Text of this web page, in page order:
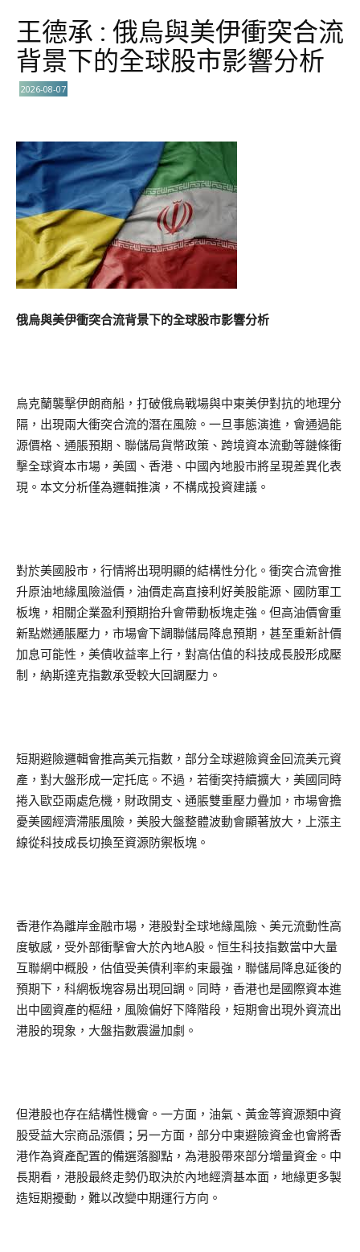
王德承 : 俄烏與美伊衝突合流
背景下的全球股市影響分析
2026-08-07
俄烏與美伊衝突合流背景下的全球股市影響分析
烏克蘭襲擊伊朗商船，打破俄烏戰場與中東美伊對抗的地理分
隔，出現兩大衝突合流的潛在風險。一旦事態演進，會通過能
源價格、通脹預期、聯儲局貨幣政策、跨境資本流動等鏈條衝
擊全球資本市場，美國、香港、中國內地股市將呈現差異化表
現。本文分析僅為邏輯推演，不構成投資建議。
對於美國股市，行情將出現明顯的結構性分化。衝突合流會推
升原油地緣風險溢價，油價走高直接利好美股能源、國防軍工
板塊，相關企業盈利預期抬升會帶動板塊走強。但高油價會重
新點燃通脹壓力，市場會下調聯儲局降息預期，甚至重新計價
加息可能性，美債收益率上行，對高估值的科技成長股形成壓
制，納斯達克指數承受較大回調壓力。
短期避險邏輯會推高美元指數，部分全球避險資金回流美元資
產，對大盤形成一定托底。不過，若衝突持續擴大，美國同時
捲入歐亞兩處危機，財政開支、通脹雙重壓力疊加，市場會擔
憂美國經濟滯脹風險，美股大盤整體波動會顯著放大，上漲主
線從科技成長切換至資源防禦板塊。
香港作為離岸金融市場，港股對全球地緣風險、美元流動性高
度敏感，受外部衝擊會大於內地A股。恒生科技指數當中大量
互聯網中概股，估值受美債利率約束最強，聯儲局降息延後的
預期下，科網板塊容易出現回調。同時，香港也是國際資本進
出中國資產的樞紐，風險偏好下降階段，短期會出現外資流出
港股的現象，大盤指數震盪加劇。
但港股也存在結構性機會。一方面，油氣、黃金等資源類中資
股受益大宗商品漲價；另一方面，部分中東避險資金也會將香
港作為資產配置的備選落腳點，為港股帶來部分增量資金。中
長期看，港股最終走勢仍取決於內地經濟基本面，地緣更多製
造短期擾動，難以改變中期運行方向。